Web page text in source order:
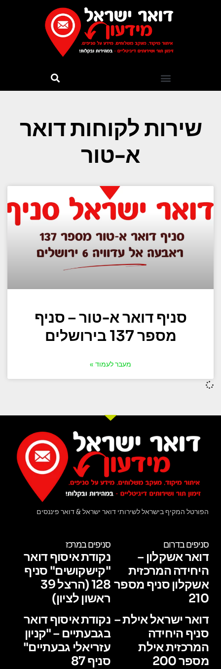
שירות לקוחות דואר
א-טור
סניף דואר א-טור – סניף
מספר 137 בירושלים
מעבר לעמוד »
הפורטל המקיף בישראל לשירותי דואר ישראל & דואר פיננסים
סניפים בדרום
דואר אשקלון –
היחידה המרכזית
אשקלון סניף מספר
210
דואר ישראל אילת –
סניף היחידה
המרכזית אילת
מספר 200
סניפים במרכז
נקודת איסוף דואר
"קישקושים" סניף
128 (הרצל 39
ראשון לציון)
נקודת איסוף דואר
בגבעתיים – "קניון
עזריאלי גבעתיים"
סניף 87